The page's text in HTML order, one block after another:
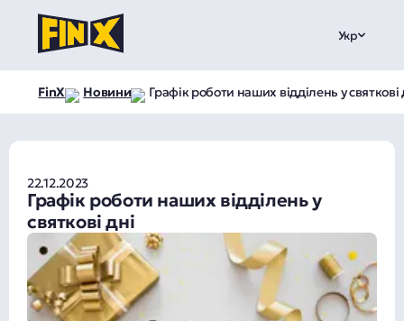
Укр
FinX Новини Графік роботи наших відділень у святкові
22.12.2023
Графік роботи наших відділень у
святкові дні